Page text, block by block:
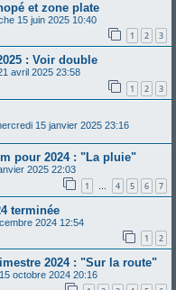
et zone plate
15 juin 2025 10:40
1 2 3
: Voir double
avril 2025 23:58
1 2 3
15 janvier 2025 23:16
pour 2024 : "La pluie"
2025 22:03
1 … 4 5 6 7
terminée
2024 12:54
1 2
2024 : "Sur la route"
octobre 2024 20:16